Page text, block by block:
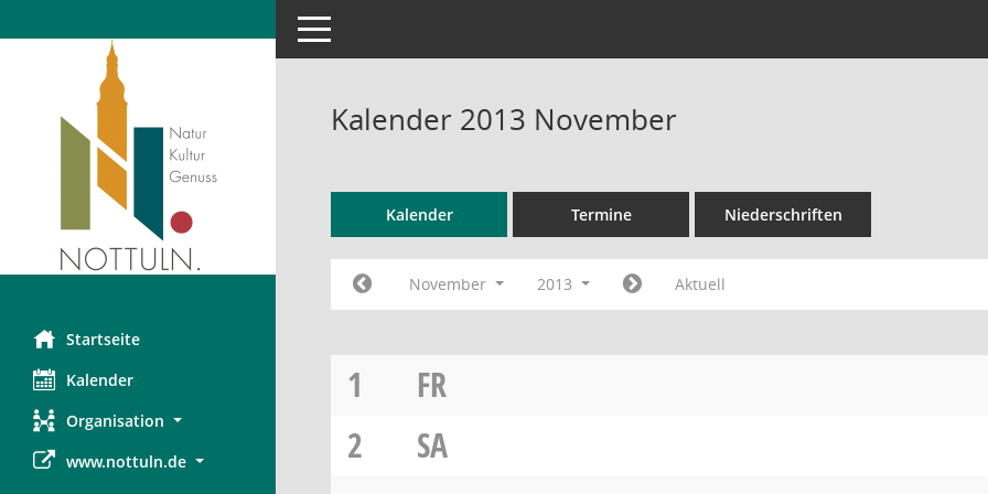
Startseite
Kalender
Organisation
www.nottuln.de
Toggle navigation
Kalender 2013 November
Kalender Termine Niederschriften
November 2013 Aktuell
1
FR
2
SA